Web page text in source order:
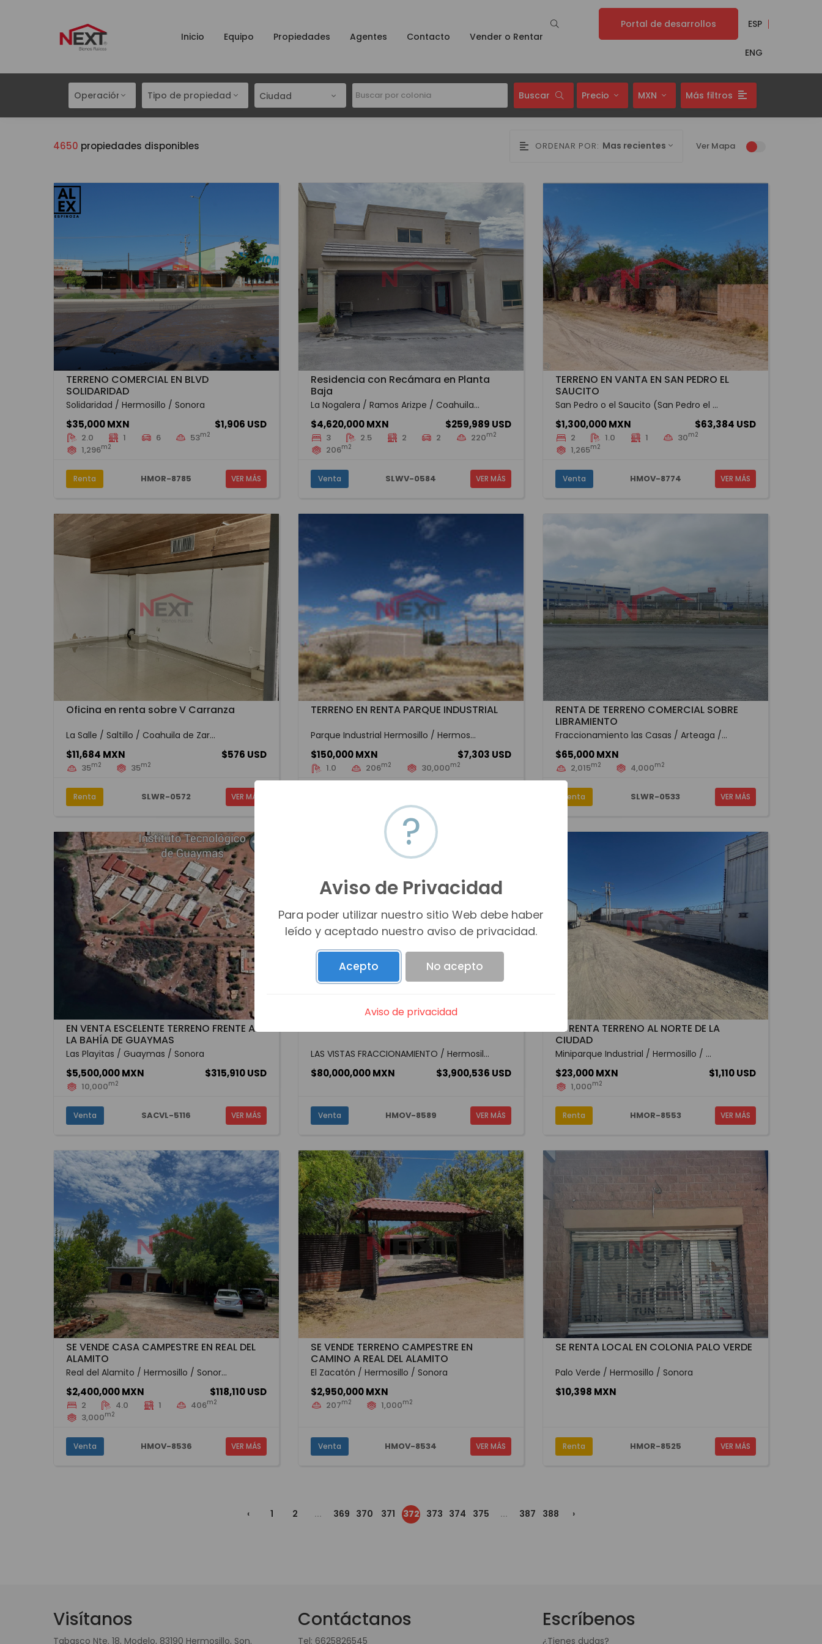
Inicio Equipo Propiedades Agentes Contacto Vender o Rentar
Portal de desarrollos ESP
ENG
Operación Tipo de propiedad Ciudad Buscar Precio MXN Más filtros
4650 propiedades disponibles ORDENAR POR: Mas recientes Ver Mapa
TERRENO COMERCIAL EN BLVD
SOLIDARIDAD
Solidaridad / Hermosillo / Sonora
$35,000 MXN $1,906 USD
2.0 1 6 53m2
1,296m2
Renta HMOR-8785 VER MÁS
Residencia con Recámara en Planta
Baja
La Nogalera / Ramos Arizpe / Coahuila...
$4,620,000 MXN $259,989 USD
3 2.5 2 2 220m2
206m2
Venta SLWV-0584 VER MÁS
TERRENO EN VANTA EN SAN PEDRO EL
SAUCITO
San Pedro o el Saucito (San Pedro el ...
$1,300,000 MXN $63,384 USD
2 1.0 1 30m2
1,265m2
Venta HMOV-8774 VER MÁS
Oficina en renta sobre V Carranza
La Salle / Saltillo / Coahuila de Zar...
$11,684 MXN $576 USD
35m2 35m2
Renta SLWR-0572 VER MÁS
TERRENO EN RENTA PARQUE INDUSTRIAL
Parque Industrial Hermosillo / Hermos...
$150,000 MXN $7,303 USD
1.0 206m2 30,000m2
RENTA DE TERRENO COMERCIAL SOBRE
LIBRAMIENTO
Fraccionamiento las Casas / Arteaga /...
$65,000 MXN
2,015m2 4,000m2
Renta SLWR-0533 VER MÁS
EN VENTA ESCELENTE TERRENO FRENTE A
LA BAHÍA DE GUAYMAS
Las Playitas / Guaymas / Sonora
$5,500,000 MXN $315,910 USD
10,000m2
Venta SACVL-5116 VER MÁS
TERRENO EN VENTA COL. LAS VISTAS
LAS VISTAS FRACCIONAMIENTO / Hermosil...
$80,000,000 MXN $3,900,536 USD
Venta HMOV-8589 VER MÁS
SE RENTA TERRENO AL NORTE DE LA
CIUDAD
Miniparque Industrial / Hermosillo / ...
$23,000 MXN $1,110 USD
1,000m2
Renta HMOR-8553 VER MÁS
SE VENDE CASA CAMPESTRE EN REAL DEL
ALAMITO
Real del Alamito / Hermosillo / Sonor...
$2,400,000 MXN $118,110 USD
2 4.0 1 406m2
3,000m2
Venta HMOV-8536 VER MÁS
SE VENDE TERRENO CAMPESTRE EN
CAMINO A REAL DEL ALAMITO
El Zacatón / Hermosillo / Sonora
$2,950,000 MXN
207m2 1,000m2
Venta HMOV-8534 VER MÁS
SE RENTA LOCAL EN COLONIA PALO VERDE
Palo Verde / Hermosillo / Sonora
$10,398 MXN
Renta HMOR-8525 VER MÁS
‹ 1 2 ... 369 370 371 372 373 374 375 ... 387 388 ›
Visítanos
Tabasco Nte. 18, Modelo, 83190 Hermosillo, Son.
Contáctanos
Tel: 6625826545
Escríbenos
¿Tienes dudas?
?
Aviso de Privacidad
Para poder utilizar nuestro sitio Web debe haber
leído y aceptado nuestro aviso de privacidad.
Acepto No acepto
Aviso de privacidad